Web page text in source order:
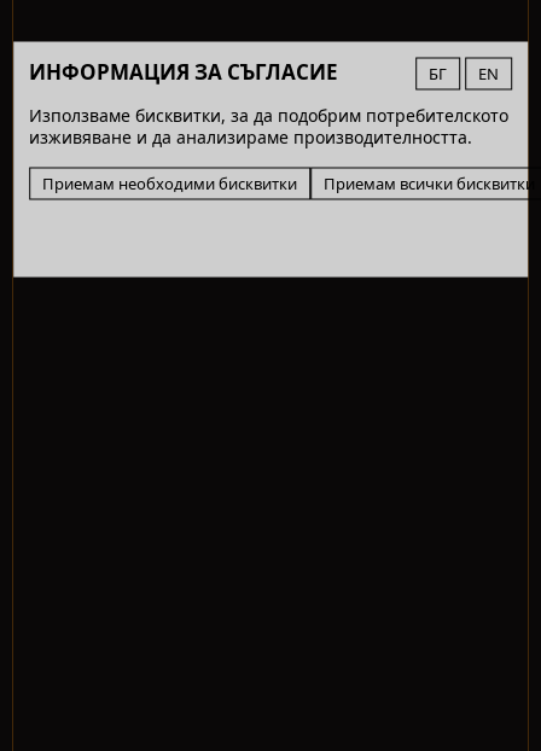
ИНФОРМАЦИЯ ЗА СЪГЛАСИЕ БГ EN
Използваме бисквитки, за да подобрим потребителското
изживяване и да анализираме производителността.
Приемам необходими бисквитки Приемам всички бисквитки